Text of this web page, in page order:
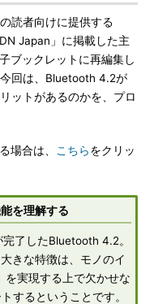
読者向けに提供する
Japan」に掲載した主
ブックレットに再編集し
回は、Bluetooth 4.2が
ットがあるのかを、プロ
場合は、 こちらをクリッ
を理解する
了したBluetooth 4.2。
きな特徴は、モノのイ
を実現する上で欠かせな
するということです。